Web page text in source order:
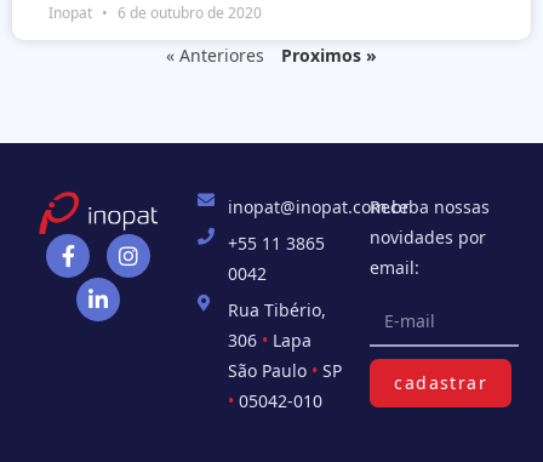
Inopat 6 de outubro de 2020
« Anteriores Proximos »
inopat@inopat.com.br
+55 11 3865
0042
Rua Tibério,
306 • Lapa
São Paulo •SP
• 05042-010
Receba nossas
novidades por
email:
cadastrar